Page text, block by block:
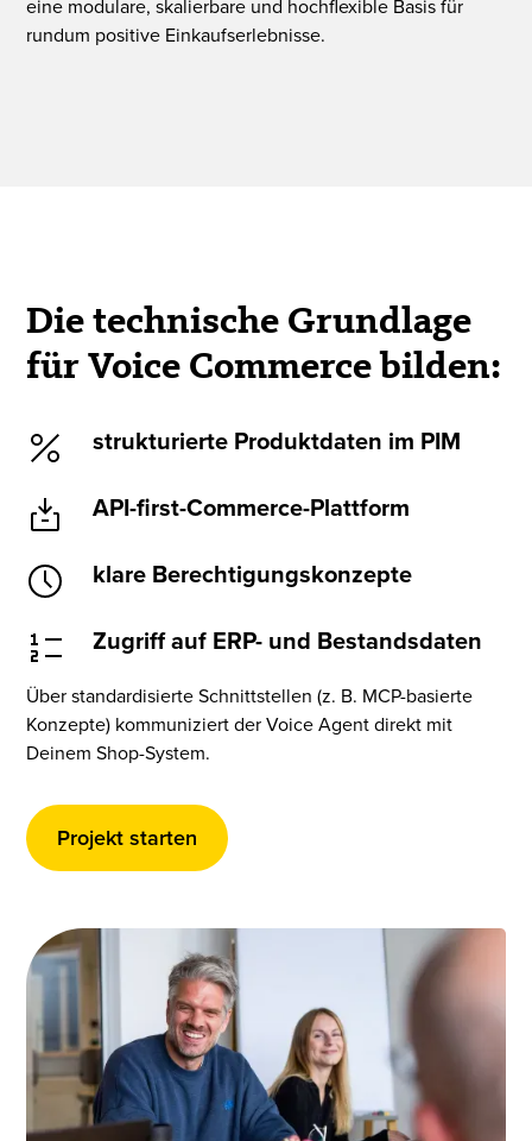
eine modulare, skalierbare und hochflexible Basis für
rundum positive Einkaufserlebnisse.
Die technische Grundlage
für Voice Commerce bilden:
strukturierte Produktdaten im PIM
API-first-Commerce-Plattform
klare Berechtigungskonzepte
Zugriff auf ERP- und Bestandsdaten
Über standardisierte Schnittstellen (z. B. MCP-basierte
Konzepte) kommuniziert der Voice Agent direkt mit
Deinem Shop-System.
Projekt starten